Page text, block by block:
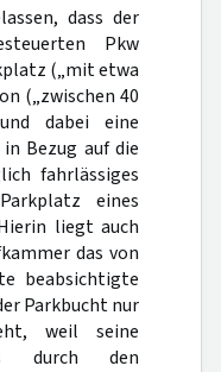
dass der
Pkw
(„mit etwa
(„zwischen 40
dabei eine
Bezug auf die
fahrlässiges
eines
liegt auch
das von
beabsichtigte
Parkbucht nur
weil seine
durch den